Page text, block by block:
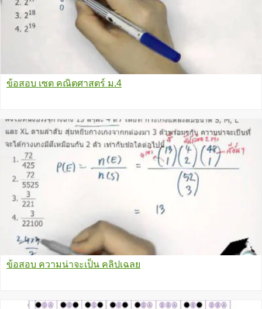
ข้อสอบ เซต คณิตศาสตร์ ม.4
ข้อสอบ ความน่าจะเป็น คลิปเฉลย